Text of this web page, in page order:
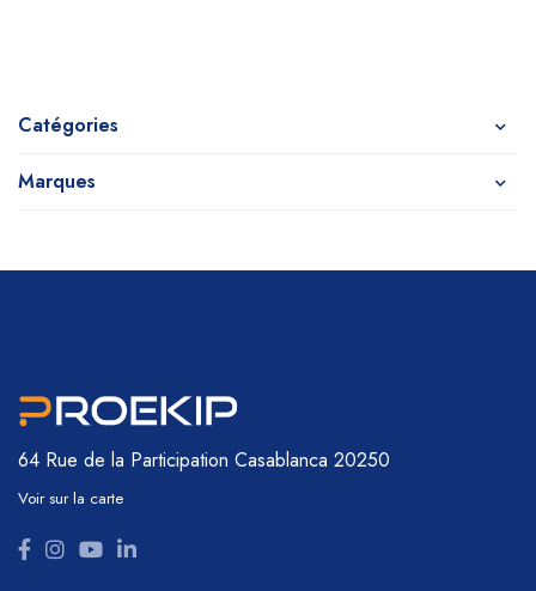
Catégories
Marques
64 Rue de la Participation Casablanca 20250
Voir sur la carte